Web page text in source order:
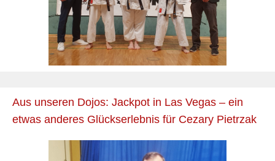
Aus unseren Dojos: Jackpot in Las Vegas – ein
etwas anderes Glückserlebnis für Cezary Pietrzak